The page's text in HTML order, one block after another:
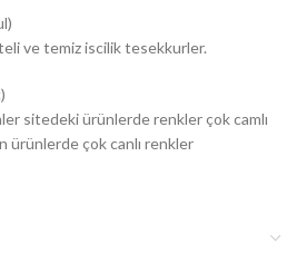
ve temiz iscilik tesekkurler.
sitedeki ürünlerde renkler çok camlı
ürünlerde çok canlı renkler